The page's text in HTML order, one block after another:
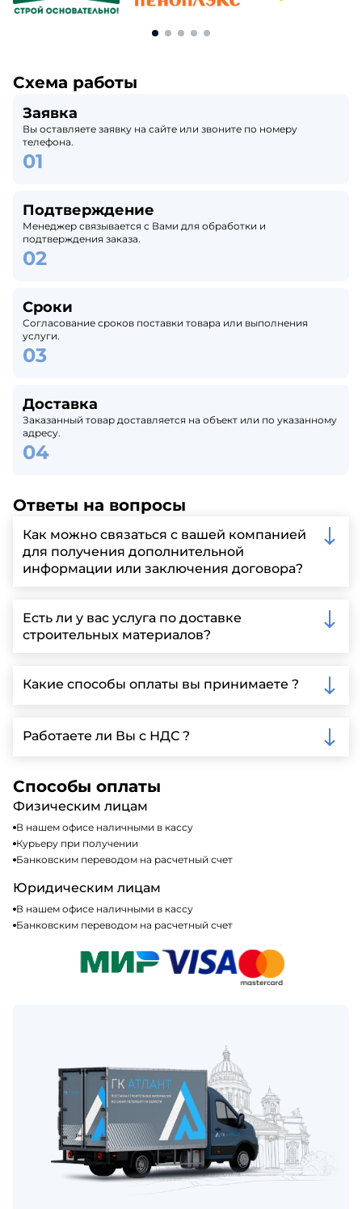
Схема работы
Заявка
Вы оставляете заявку на сайте или звоните по номеру
телефона.
Подтверждение
Менеджер связывается с Вами для обработки и
подтверждения заказа.
Сроки
Согласование сроков поставки товара или выполнения
услуги.
Доставка
Заказанный товар доставляется на объект или по указанному
адресу.
Ответы на вопросы
Как можно связаться с вашей компанией
для получения дополнительной
информации или заключения договора?
запрос через нашу официальную почту или
заполнить форму на нашем сайте для более
детальной информации и организации встречи.
Есть ли у вас услуга по доставке
строительных материалов?
Ленинградской области, у нас собственный
автопарк, для обеспечения быстрой и надежной
Какие способы оплаты вы принимаете ?
включая наличные, банковские переводы,
кредитные карты. Подробную информацию о
Работаете ли Вы с НДС ?
налогообложения, т.е с НДС 20%
Способы оплаты
Физическим лицам
В нашем офисе наличными в кассу
Курьеру при получении
Банковским переводом на расчетный счет
Юридическим лицам
В нашем офисе наличными в кассу
Банковским переводом на расчетный счет